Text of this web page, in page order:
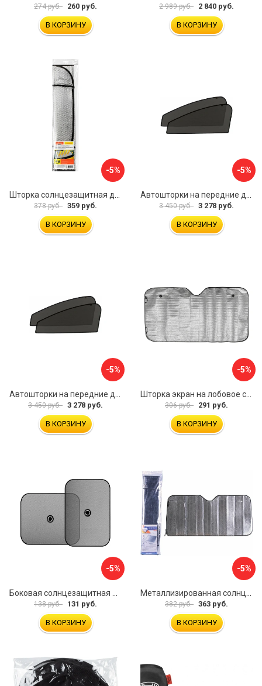
274 руб. 260 руб.
В КОРЗИНУ
2 989 руб. 2 840 руб.
В КОРЗИНУ
-5%
378 руб. 359 руб.
В КОРЗИНУ
-5%
3 450 руб. 3 278 руб.
В КОРЗИНУ
-5%
3 450 руб. 3 278 руб.
В КОРЗИНУ
-5%
306 руб. 291 руб.
В КОРЗИНУ
-5%
Боковая солнцезащитная шторка LAVITA LA 140202
138 руб. 131 руб.
В КОРЗИНУ
-5%
Металлизированная солнцезащитная штора Nova Bright 46482
382 руб. 363 руб.
В КОРЗИНУ